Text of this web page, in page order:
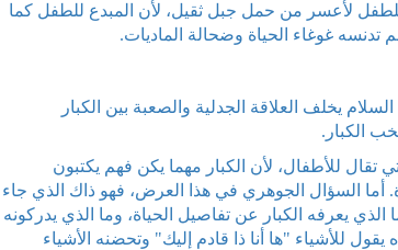
للطفل لأعسر من حمل جبل ثقيل، لأن المبدع للطفل كما
غوغاء الحياة وضحالة الماديات.
يخلف العلاقة الجدلية والصعبة بين الكبار
الكبار.
تقال للأطفال، لأن الكبار مهما يكن فهم يكتبون
أما السؤال الجوهري في هذا العرض، فهو ذاك الذي جاء
يعرفه الكبار عن تفاصيل الحياة، وما الذي يدركونه
للأشياء "ها أنا ذا قادم إليك" وتحضنه الأشياء